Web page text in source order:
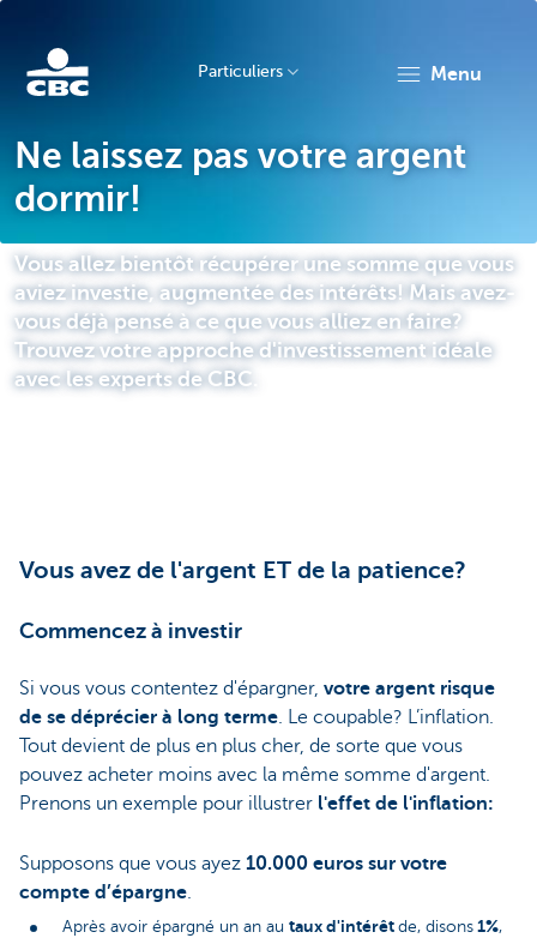
Particuliers menu
Ne laissez pas votre argent
dormir!
Vous allez bientôt récupérer une somme que vous
aviez investie, augmentée des intérêts! Mais avez-
vous déjà pensé à ce que vous alliez en faire?
Trouvez votre approche d'investissement idéale
avec les experts de CBC.
Vous avez de l'argent ET de la patience?
Commencez à investir
Si vous vous contentez d'épargner, votre argent risque
de se déprécier à long terme. Le coupable? L’inflation.
Tout devient de plus en plus cher, de sorte que vous
pouvez acheter moins avec la même somme d'argent.
Prenons un exemple pour illustrer l'effet de l'inflation:
Supposons que vous ayez 10.000 euros sur votre
compte d’épargne.
Après avoir épargné un an au taux d'intérêt de, disons 1%,